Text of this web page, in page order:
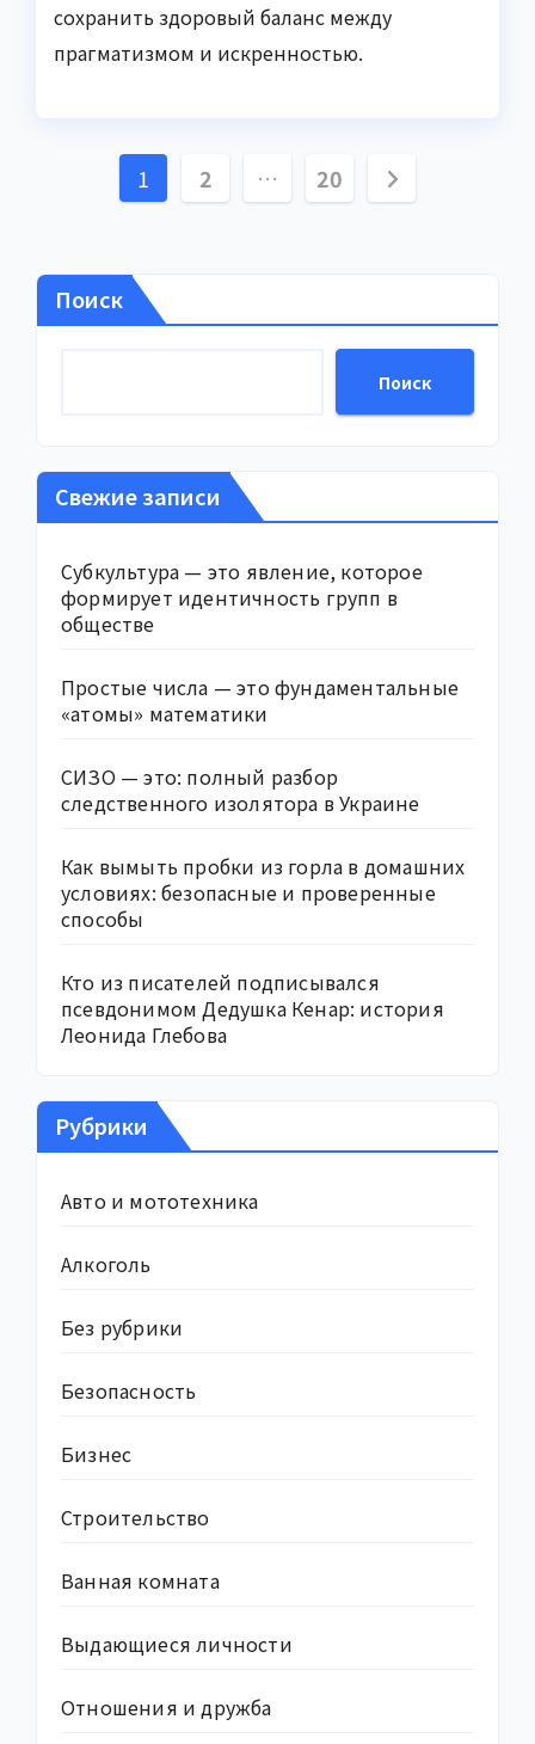
сохранить здоровый баланс между
прагматизмом и искренностью.
Пагинация
1 2 … 20
Поиск
Поиск
Свежие записи
Субкультура — это явление, которое
формирует идентичность групп в
обществе
Простые числа — это фундаментальные
«атомы» математики
СИЗО — это: полный разбор
следственного изолятора в Украине
Как вымыть пробки из горла в домашних
условиях: безопасные и проверенные
способы
Кто из писателей подписывался
псевдонимом Дедушка Кенар: история
Леонида Глебова
Рубрики
Авто и мототехника
Алкоголь
Без рубрики
Безопасность
Бизнес
Строительство
Ванная комната
Выдающиеся личности
Отношения и дружба